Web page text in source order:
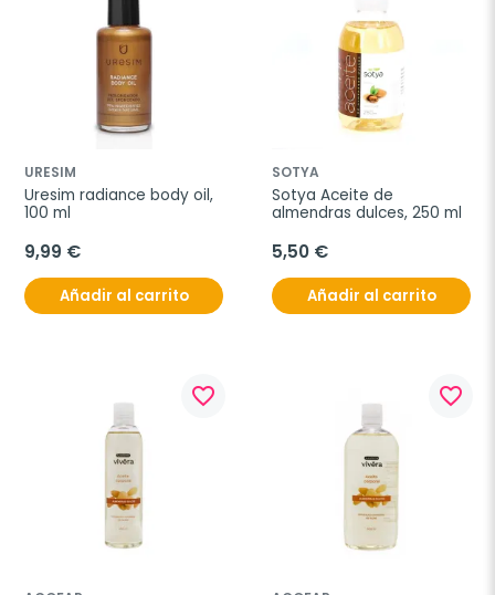
URESIM
Uresim radiance body oil,
100 ml
9,99 €
Añadir al carrito
SOTYA
Sotya Aceite de
almendras dulces, 250 ml
5,50 €
Añadir al carrito
favorite_border favorite_border